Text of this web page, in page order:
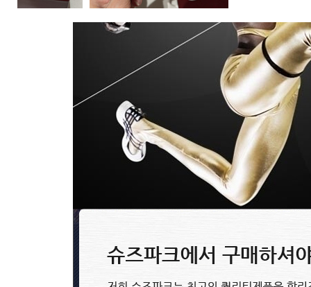
보테가베네타 Bottega Veneta 벨..
99,800원
노스페이스 등산화 The NORTH FA..